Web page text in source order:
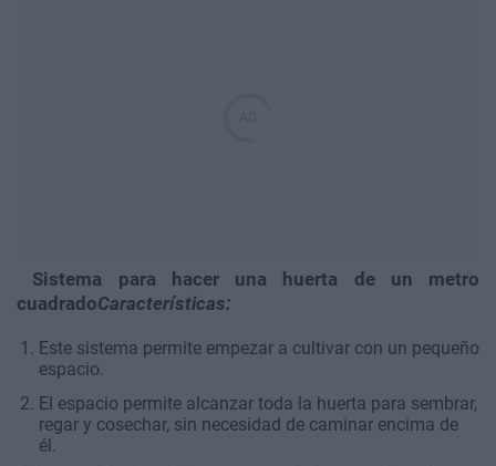
Sistema para hacer una huerta de un metro
cuadradoCaracterísticas:
Este sistema permite empezar a cultivar con un pequeño
espacio.
El espacio permite alcanzar toda la huerta para sembrar,
regar y cosechar, sin necesidad de caminar encima de
él.